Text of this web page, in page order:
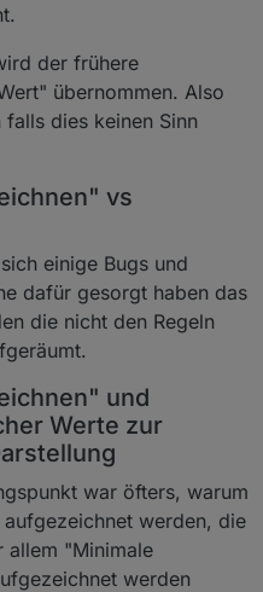
der frühere
übernommen. Also
dies keinen Sinn
vs
einige Bugs und
dafür gesorgt haben das
die nicht den Regeln
und
Werte zur
war öfters, warum
werden, die
allem "Minimale
werden